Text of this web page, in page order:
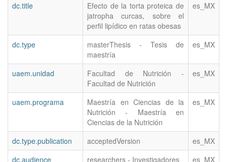
dc.title
Efecto de la torta proteica de
jatropha curcas, sobre el
perfil lipídico en ratas obesas
es_MX
dc.type
masterThesis - Tesis de
maestría
es_MX
uaem.unidad
Facultad de Nutrición -
Facultad de Nutrición
es_MX
uaem.programa
Maestría en Ciencias de la
Nutrición - Maestría en
Ciencias de la Nutrición
es_MX
dc.type.publication acceptedVersion
es_MX
dc.audience
researchers - Investigadores
es_MX